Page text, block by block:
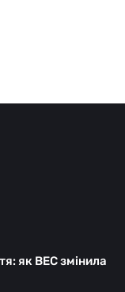
як ВЕС змінила